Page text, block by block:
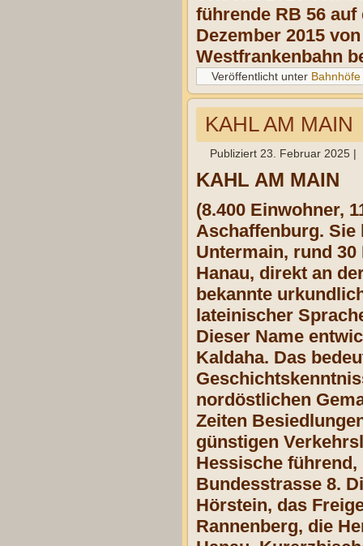
führende RB 56
Dezember 2015
Westfrankenbahn
Veröffentlicht unter Bahnhöfe
KAHL AM MAIN
Publiziert 23. Februar 2025 |
KAHL AM MAIN
(8.400 Einwohner,
Aschaffenburg. Sie
Untermain, rund
Hanau, direkt an
bekannte
lateinischer
Dieser Name
Kaldaha. Das
nordöstlichen
Zeiten
günstigen
Hessische
Bundesstrasse 8.
Hörstein, das
Rannenberg, die